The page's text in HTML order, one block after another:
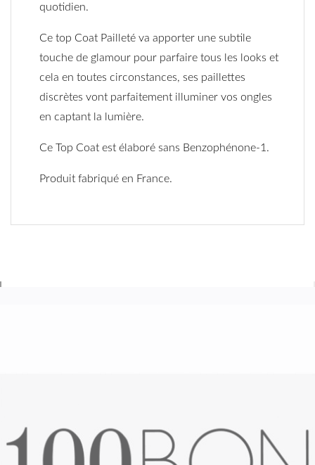
quotidien.
Ce top Coat Pailleté va apporter une subtile
touche de glamour pour parfaire tous les looks et
cela en toutes circonstances, ses paillettes
discrètes vont parfaitement illuminer vos ongles
en captant la lumière.
Ce Top Coat est élaboré sans Benzophénone-1.
Produit fabriqué en France.